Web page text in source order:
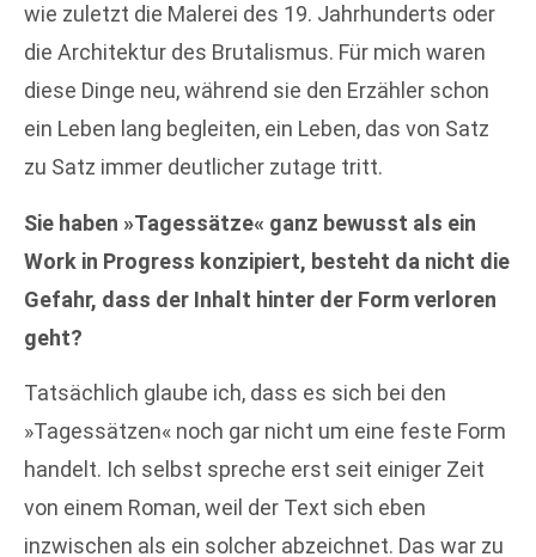
wie zuletzt die Malerei des 19. Jahrhunderts oder
die Architektur des Brutalismus. Für mich waren
diese Dinge neu, während sie den Erzähler schon
ein Leben lang begleiten, ein Leben, das von Satz
zu Satz immer deutlicher zutage tritt.
Sie haben »Tagessätze« ganz bewusst als ein
Work in Progress konzipiert, besteht da nicht die
Gefahr, dass der Inhalt hinter der Form verloren
geht?
Tatsächlich glaube ich, dass es sich bei den
»Tagessätzen« noch gar nicht um eine feste Form
handelt. Ich selbst spreche erst seit einiger Zeit
von einem Roman, weil der Text sich eben
inzwischen als ein solcher abzeichnet. Das war zu